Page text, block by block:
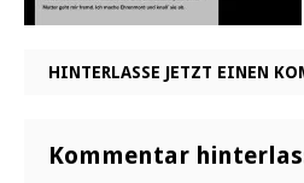
HINTERLASSE JETZT EINEN
Kommentar